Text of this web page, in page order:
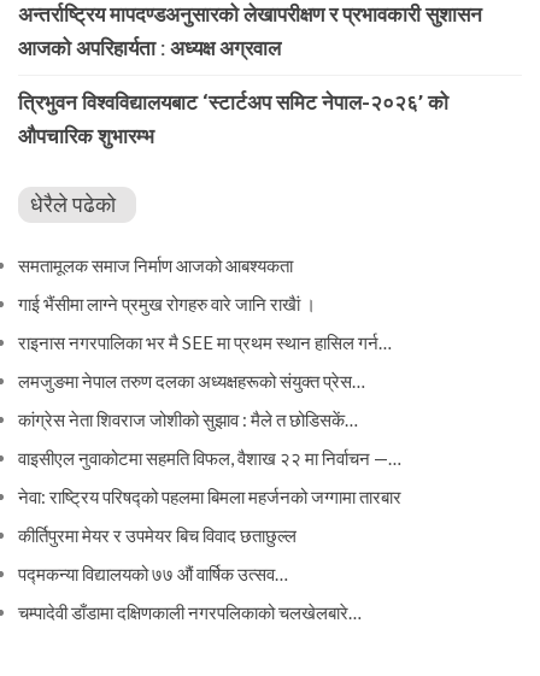
अन्तर्राष्ट्रिय मापदण्डअनुसारको लेखापरीक्षण र प्रभावकारी सुशासन
आजको अपरिहार्यता : अध्यक्ष अग्रवाल
त्रिभुवन विश्वविद्यालयबाट ‘स्टार्टअप समिट नेपाल-२०२६’ को
औपचारिक शुभारम्भ
धेरैले पढेको
समतामूलक समाज निर्माण आजको आबश्यकता
गाई भैंसीमा लाग्ने प्रमुख रोगहरु वारे जानि राखैां ।
राइनास नगरपालिका भर मै SEE मा प्रथम स्थान हासिल गर्न…
लमजुङमा नेपाल तरुण दलका अध्यक्षहरूको संयुक्त प्रेस…
कांग्रेस नेता शिवराज जोशीको सुझाव : मैले त छोडिसकें…
वाइसीएल नुवाकोटमा सहमति विफल, वैशाख २२ मा निर्वाचन —…
नेवा: राष्ट्रिय परिषद्को पहलमा बिमला महर्जनको जग्गामा तारबार
कीर्तिपुरमा मेयर र उपमेयर बिच विवाद छताछुल्ल
पद्मकन्या विद्यालयको ७७ औं ‌‌वार्षिक ‌उत्सव…
चम्पादेवी डाँडामा दक्षिणकाली नगरपलिकाको चलखेलबारे…